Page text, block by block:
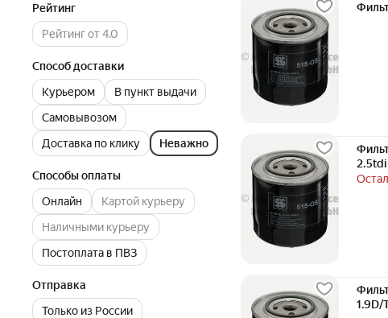
Рейтинг
Рейтинг от 4.0
Способ доставки
Курьером
В пункт выдачи
Самовывозом
Доставка по клику
Неважно
Способы оплаты
Онлайн
Картой курьеру
Наличными курьеру
Постоплата в ПВЗ
Отправка
Только из России
2.5tdi
1.9D/